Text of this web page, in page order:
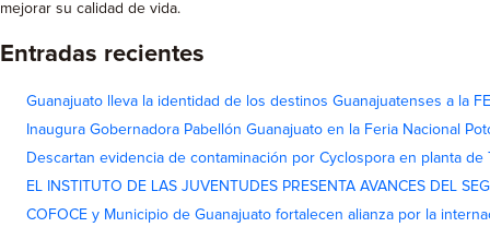
mejorar su calidad de vida.
Entradas recientes
Guanajuato lleva la identidad de los destinos Guanajuatenses a la
Inaugura Gobernadora Pabellón Guanajuato en la Feria Nacional
Descartan evidencia de contaminación por Cyclospora en planta de
EL INSTITUTO DE LAS JUVENTUDES PRESENTA AVANCES DEL
COFOCE y Municipio de Guanajuato fortalecen alianza por la